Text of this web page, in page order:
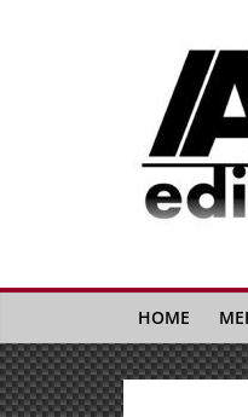
Auto
La
Gazetta
Italiana
|
HOME